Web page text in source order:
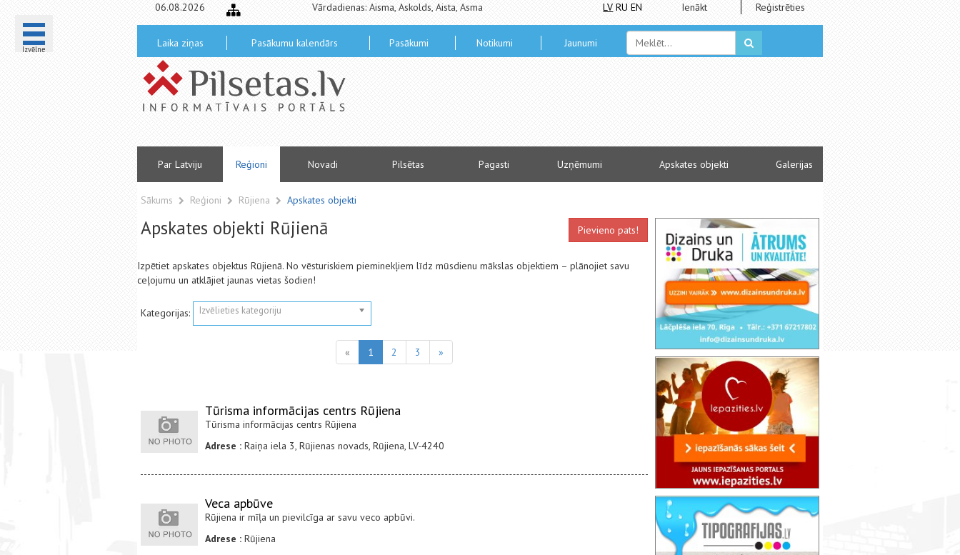
Izvēlne
06.08.2026 Vārdadienas: Aisma, Askolds, Aista, Asma LV RU EN Ienākt Reģistrēties
Laika ziņas Pasākumu kalendārs Pasākumi Notikumi Jaunumi
Par Latviju Reģioni Novadi Pilsētas Pagasti Uzņēmumi Apskates objekti Galerijas
Sākums Reģioni Rūjiena Apskates objekti
Apskates objekti Rūjienā Pievieno pats!
Izpētiet apskates objektus Rūjienā. No vēsturiskiem pieminekļiem līdz mūsdienu mākslas objektiem – plānojiet savu
ceļojumu un atklājiet jaunas vietas šodien!
Kategorijas: Izvēlieties kategoriju
« 1 2 3 »
Tūrisma informācijas centrs Rūjiena
Tūrisma informācijas centrs Rūjiena
Adrese : Raiņa iela 3, Rūjienas novads, Rūjiena, LV-4240
Veca apbūve
Rūjiena ir mīļa un pievilcīga ar savu veco apbūvi.
Adrese : Rūjiena